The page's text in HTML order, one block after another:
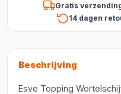
Gratis
14 dagen
Beschrijving
Esve Topping